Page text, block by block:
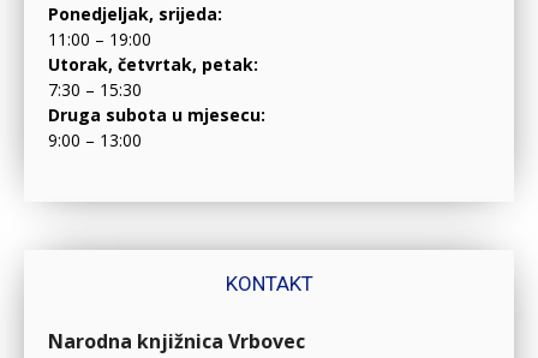
Ponedjeljak, srijeda:
11:00 – 19:00
Utorak, četvrtak, petak:
7:30 – 15:30
Druga subota u mjesecu:
9:00 – 13:00
KONTAKT
Narodna knjižnica Vrbovec